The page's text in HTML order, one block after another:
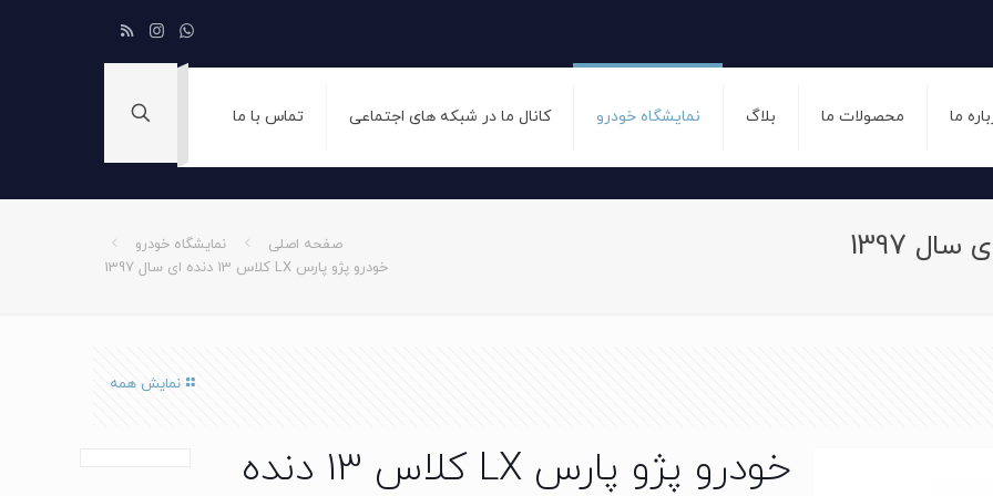
ما محصولات ما بلاگ نمایشگاه خودرو کانال ما در شبکه های اجتماعی تماس با ما
صفحه اصلی
نمایشگاه خودرو
خودرو پژو پارس LX کلاس 13 دنده ای سال 1397
نمایش همه
خودرو پژو پارس LX کلاس 13 دنده